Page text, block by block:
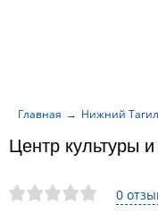
0
Центр культуры
Главная Нижний Тагил